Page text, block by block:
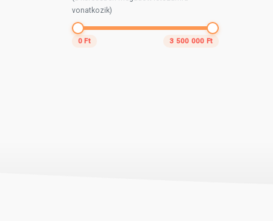
vonatkozik)
0 Ft 3 500 000 Ft